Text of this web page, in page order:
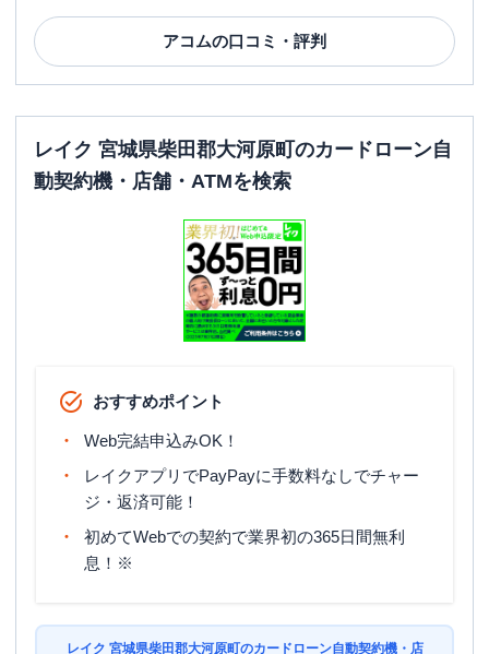
アコムの口コミ・評判
レイク 宮城県柴田郡大河原町のカードローン自
動契約機・店舗・ATMを検索
おすすめポイント
Web完結申込みOK！
レイクアプリでPayPayに手数料なしでチャー
ジ・返済可能！
初めてWebでの契約で業界初の365日間無利
息！※
レイク 宮城県柴田郡大河原町のカードローン自動契約機・店